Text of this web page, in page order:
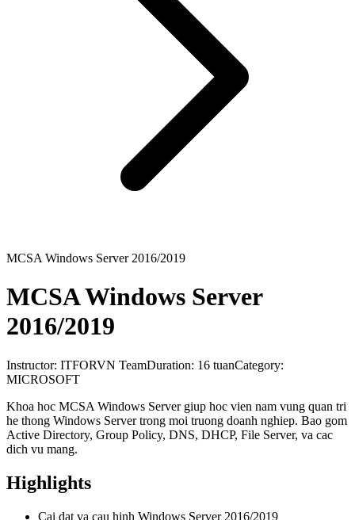
MCSA Windows Server 2016/2019
MCSA Windows Server
2016/2019
Instructor: ITFORVN TeamDuration: 16 tuanCategory:
MICROSOFT
Khoa hoc MCSA Windows Server giup hoc vien nam vung quan tri
he thong Windows Server trong moi truong doanh nghiep. Bao gom
Active Directory, Group Policy, DNS, DHCP, File Server, va cac
dich vu mang.
Highlights
Cai dat va cau hinh Windows Server 2016/2019